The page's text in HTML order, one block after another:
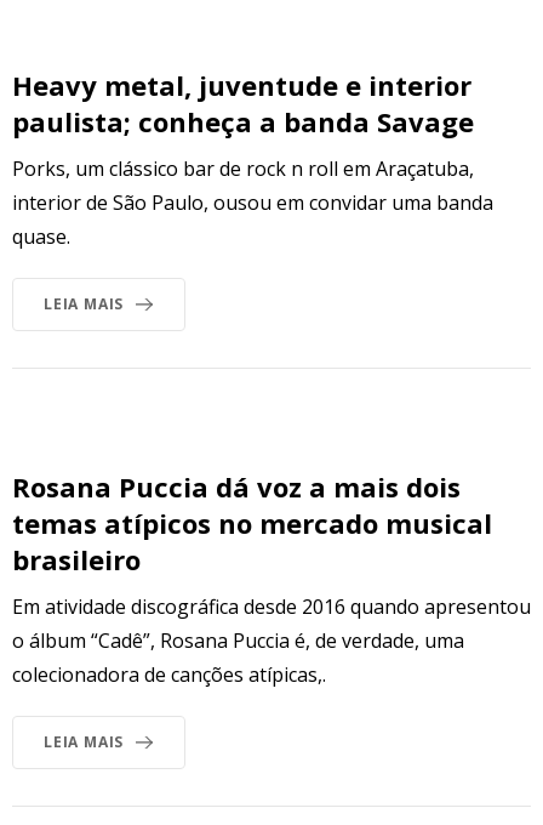
Heavy metal, juventude e interior
paulista; conheça a banda Savage
Porks, um clássico bar de rock n roll em Araçatuba,
interior de São Paulo, ousou em convidar uma banda
quase.
LEIA MAIS
Rosana Puccia dá voz a mais dois
temas atípicos no mercado musical
brasileiro
Em atividade discográfica desde 2016 quando apresentou
o álbum “Cadê”, Rosana Puccia é, de verdade, uma
colecionadora de canções atípicas,.
LEIA MAIS